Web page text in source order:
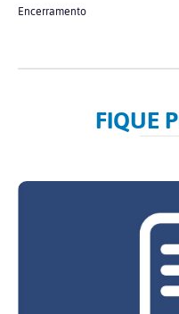
Encerramento
FIQUE